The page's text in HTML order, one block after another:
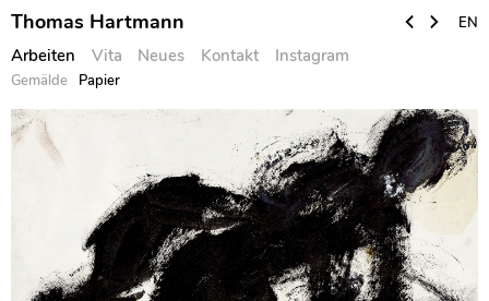
Skip
Thomas Hartmann
Arbeiten
Gemälde Papier
Vita Neues Kontakt Instagram
EN